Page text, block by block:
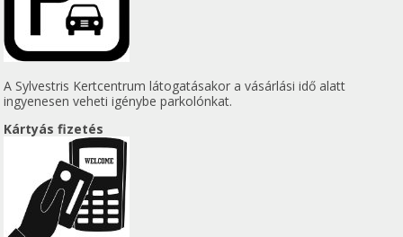
A Sylvestris Kertcentrum látogatásakor a vásárlási idő alatt
ingyenesen veheti igénybe parkolónkat.
Kártyás fizetés